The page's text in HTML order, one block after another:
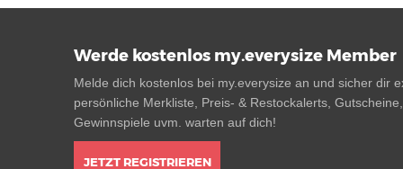
Werde kostenlos my.everysize Member
Melde dich kostenlos bei my.everysize an und sicher dir
persönliche Merkliste, Preis- & Restockalerts,
Gewinnspiele uvm. warten auf dich!
JETZT REGISTRIEREN